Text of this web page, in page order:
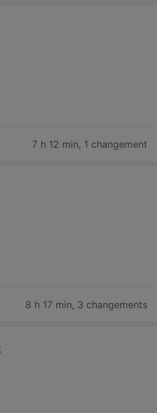
7 h 12 min, 1 changement
8 h 17 min, 3 changements